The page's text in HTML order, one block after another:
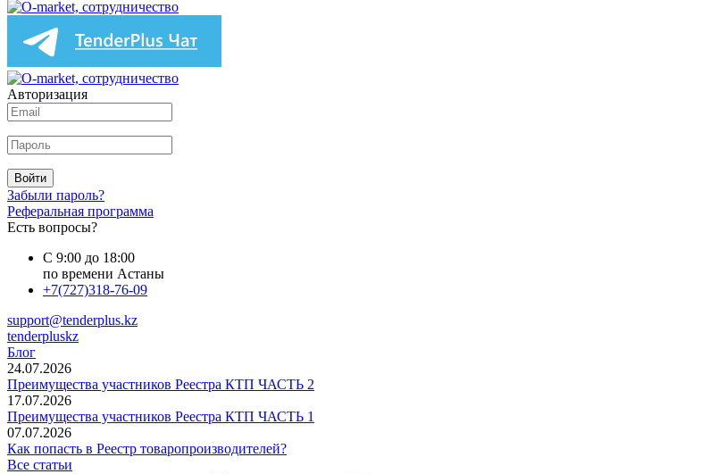
Авторизация
Войти
Забыли пароль?
Реферальная программа
Есть вопросы?
С 9:00 до 18:00
по времени Астаны
+7(727)318-76-09
support@tenderplus.kz
tenderpluskz
Блог
24.07.2026
Преимущества участников Реестра КТП ЧАСТЬ 2
17.07.2026
Преимущества участников Реестра КТП ЧАСТЬ 1
07.07.2026
Как попасть в Реестр товаропроизводителей?
Все статьи